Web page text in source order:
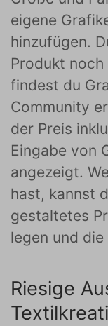
eigene
hinzufügen.
Produkt
findest du
Community
der Preis
Eingabe von
angezeigt.
hast, kannst
gestaltetes
legen und
Riesige